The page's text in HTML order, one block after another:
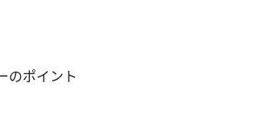
のポイント